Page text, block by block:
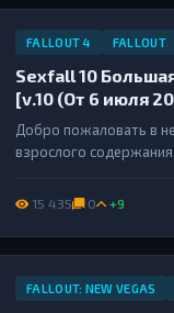
FALLOUT 4 FALLOUT
Sexfall 10
[v.10 (От 6 июля
Добро пожаловать в
взрослого
неожиданных
15 435 0 +9
FALLOUT: NEW VEGAS